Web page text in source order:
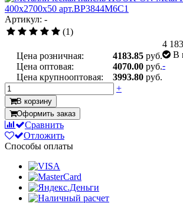
Артикул: -
(1)
Цена розничная: 4183.85 руб.
Цена оптовая:
4070.00 руб.
Цена крупнооптовая:
3993.80 руб.
4
В
-
+
В корзину
Оформить заказ
Сравнить
Отложить
Способы оплаты